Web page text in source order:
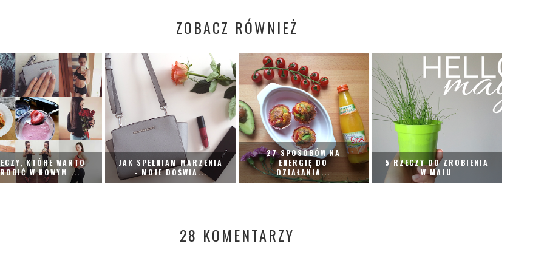
ZOBACZ RÓWNIEŻ
KTÓRE WARTO
W NOWYM ...
JAK SPEŁNIAM MARZENIA
- MOJE DOŚWIA...
27 SPOSOBÓW NA
ENERGIĘ DO
DZIAŁANIA...
5 RZECZY DO ZROBIENIA
W MAJU
28 KOMENTARZY